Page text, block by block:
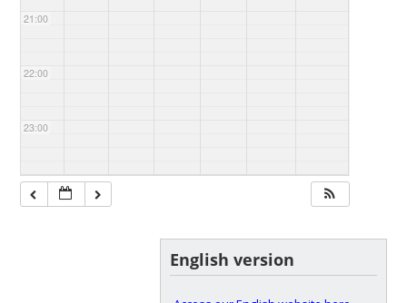
21:00
22:00
23:00
English version